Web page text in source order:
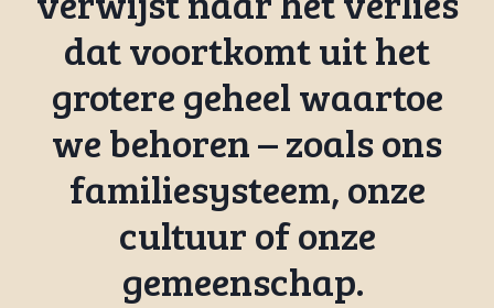
dat voortkomt uit het
grotere geheel waartoe
we behoren – zoals ons
familiesysteem, onze
cultuur of onze
gemeenschap.